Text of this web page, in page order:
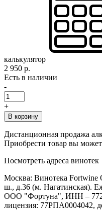
калькулятор
2 950 р.
Есть в наличии
-
+
В корзину
Дистанционная продажа
Приобрести товар вы
Посмотреть адреса винотек
Москва: Винотека Fortwine
ш., д.36 (м. Нагатинская).
ООО "Фортуна", ИНН –
лицензия: 77РПА0004042,